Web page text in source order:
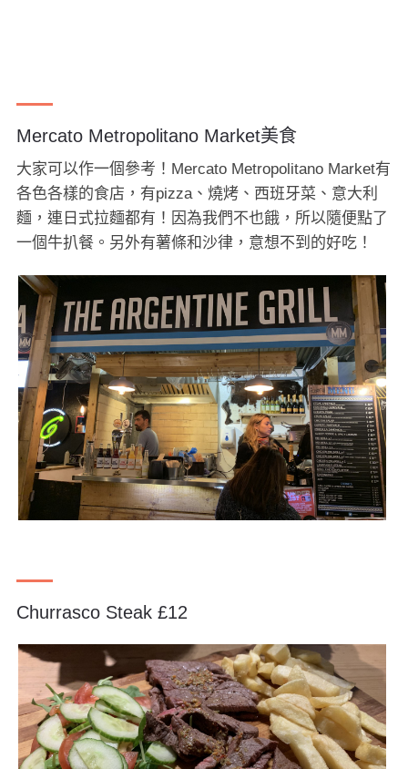
Mercato Metropolitano Market美食
大家可以作一個參考！Mercato Metropolitano Market有
各色各樣的食店，有pizza、燒烤、西班牙菜、意大利
麵，連日式拉麵都有！因為我們不也餓，所以隨便點了
一個牛扒餐。另外有薯條和沙律，意想不到的好吃！
Churrasco Steak £12